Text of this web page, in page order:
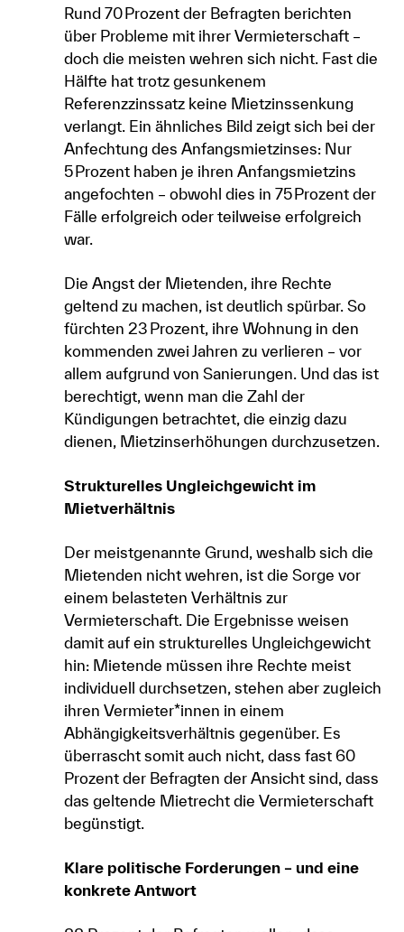
Rund 70 Prozent der Befragten berichten
über Probleme mit ihrer Vermieterschaft –
doch die meisten wehren sich nicht. Fast die
Hälfte hat trotz gesunkenem
Referenzzinssatz keine Mietzinssenkung
verlangt. Ein ähnliches Bild zeigt sich bei der
Anfechtung des Anfangsmietzinses: Nur
5 Prozent haben je ihren Anfangsmietzins
angefochten – obwohl dies in 75 Prozent der
Fälle erfolgreich oder teilweise erfolgreich
war.
Die Angst der Mietenden, ihre Rechte
geltend zu machen, ist deutlich spürbar. So
fürchten 23 Prozent, ihre Wohnung in den
kommenden zwei Jahren zu verlieren – vor
allem aufgrund von Sanierungen. Und das ist
berechtigt, wenn man die Zahl der
Kündigungen betrachtet, die einzig dazu
dienen, Mietzinserhöhungen durchzusetzen.
Strukturelles Ungleichgewicht im
Mietverhältnis
Der meistgenannte Grund, weshalb sich die
Mietenden nicht wehren, ist die Sorge vor
einem belasteten Verhältnis zur
Vermieterschaft. Die Ergebnisse weisen
damit auf ein strukturelles Ungleichgewicht
hin: Mietende müssen ihre Rechte meist
individuell durchsetzen, stehen aber zugleich
ihren Vermieter*innen in einem
Abhängigkeitsverhältnis gegenüber. Es
überrascht somit auch nicht, dass fast 60
Prozent der Befragten der Ansicht sind, dass
das geltende Mietrecht die Vermieterschaft
begünstigt.
Klare politische Forderungen – und eine
konkrete Antwort